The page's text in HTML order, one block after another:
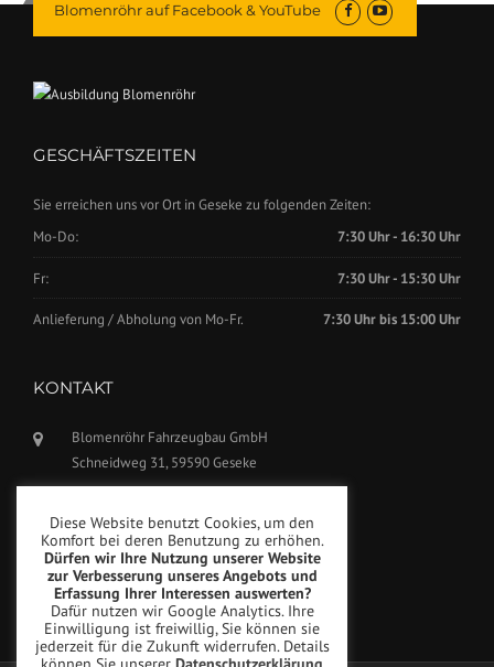
Blomenröhr auf Facebook & YouTube
GESCHÄFTSZEITEN
Sie erreichen uns vor Ort in Geseke zu folgenden Zeiten:
Mo-Do:
7:30 Uhr - 16:30 Uhr
Fr: 7:30 Uhr - 15:30 Uhr
Anlieferung / Abholung von Mo-Fr. 7:30 Uhr bis 15:00 Uhr
KONTAKT
Blomenröhr Fahrzeugbau GmbH
Schneidweg 31, 59590 Geseke
Fax: +49(0)2942-5799777
info@blomenroehr.com
Diese Website benutzt Cookies, um den
Komfort bei deren Benutzung zu erhöhen.
Dürfen wir Ihre Nutzung unserer Website
zur Verbesserung unseres Angebots und
Erfassung Ihrer Interessen auswerten?
Dafür nutzen wir Google Analytics. Ihre
Einwilligung ist freiwillig, Sie können sie
jederzeit für die Zukunft widerrufen. Details